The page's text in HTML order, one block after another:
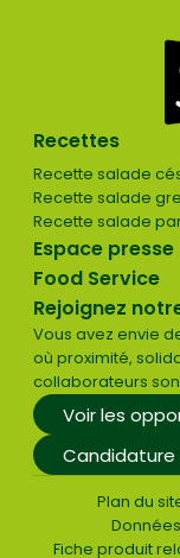
Recettes
Recette salade
Recette salade
Recette salade
Espace presse
Food Service
Rejoignez
Vous avez envie
où proximité,
collaborateurs
Voir les
Plan du
Fiche produit